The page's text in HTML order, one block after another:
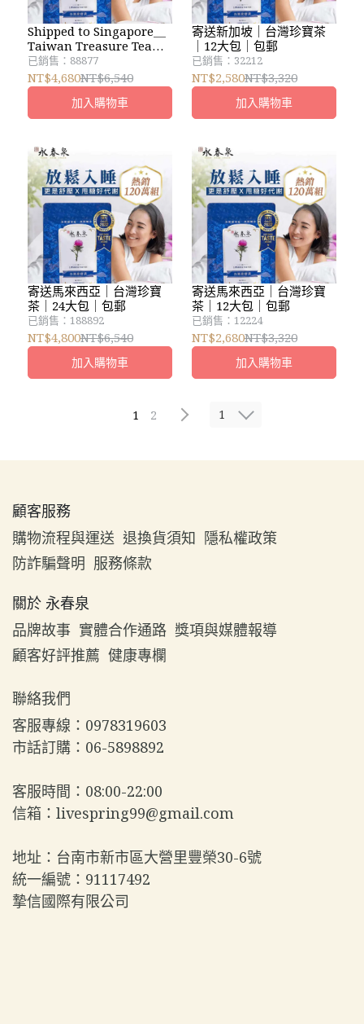
Shipped to Singapore＿
Taiwan Treasure Tea＿
24 packs
已銷售：88877
NT$4,680NT$6,540
加入購物車
寄送新加坡｜台灣珍寶茶
｜12大包｜包郵
已銷售：32212
NT$2,580NT$3,320
加入購物車
寄送馬來西亞｜台灣珍寶
茶｜24大包｜包郵
已銷售：188892
NT$4,800NT$6,540
加入購物車
寄送馬來西亞｜台灣珍寶
茶｜12大包｜包郵
已銷售：12224
NT$2,680NT$3,320
加入購物車
1 2 1
顧客服務
購物流程與運送 退換貨須知 隱私權政策
防詐騙聲明 服務條款
關於 永春泉
品牌故事 實體合作通路 獎項與媒體報導
顧客好評推薦 健康專欄
聯絡我們
客服專線：0978319603
市話訂購：06-5898892
客服時間：08:00-22:00
信箱：livespring99@gmail.com
地址：台南市新市區大營里豐榮30-6號
統一編號：91117492
摯信國際有限公司